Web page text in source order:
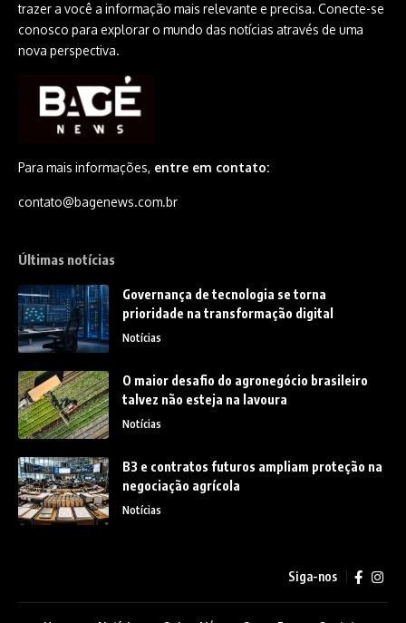
trazer a você a informação mais relevante e precisa. Conecte-se
conosco para explorar o mundo das notícias através de uma
nova perspectiva.
Para mais informações, entre em contato:
contato@bagenews.com.br
Últimas notícias
Governança de tecnologia se torna
prioridade na transformação digital
Notícias
O maior desafio do agronegócio brasileiro
talvez não esteja na lavoura
Notícias
B3 e contratos futuros ampliam proteção na
negociação agrícola
Notícias
Siga-nos